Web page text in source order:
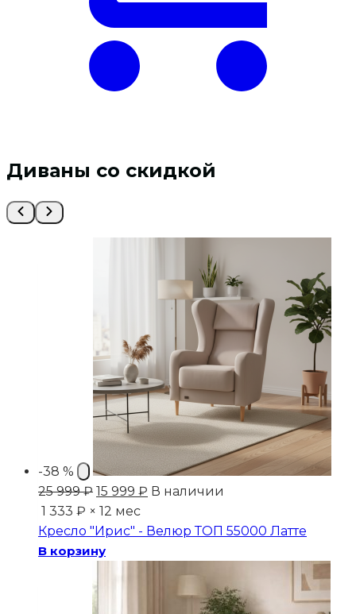
Диваны со скидкой
-38 %
25 999₽ Первоначальная
цена
составляла
25
15 999 ₽ Текущая
15
В наличии
1 333 ₽ × 12 мес
Кресло "Ирис" - Велюр ТОП 55000 Латте
В корзину